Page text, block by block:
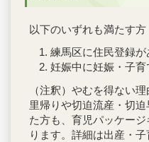
以下のいずれも満たす方
練馬区に住民登録
妊娠中に妊娠・子
（注釈）やむを得ない
里帰りや切迫流産・切
た方も、育児パッケー
ります。詳細は出産・